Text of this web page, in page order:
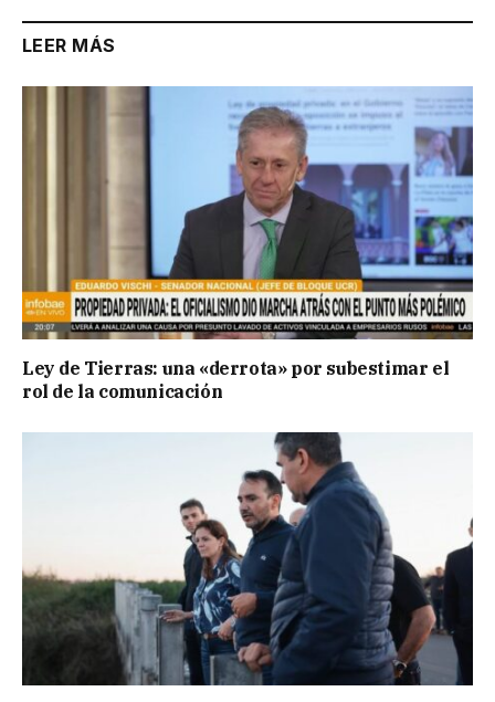
LEER MÁS
Ley de Tierras: una «derrota» por subestimar el
rol de la comunicación